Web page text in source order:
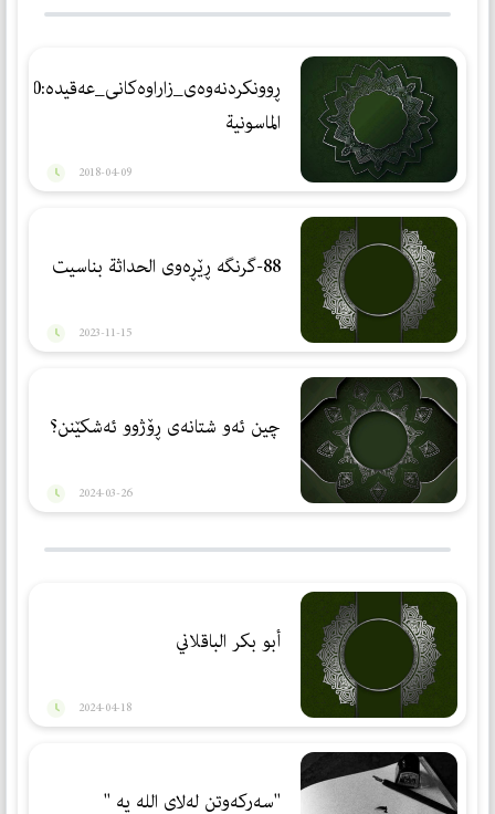
ڕوونكردنه‌وه‌ی_زاراوه‌كانی_عه‌قیده‌:30
الماسونیة
2018-04-09
88-گرنگە ڕێڕەوی الحداثة بناسیت
2023-11-15
چین ئەو شتانەی ڕۆژوو ئەشکێنن؟
2024-03-26
أبو بكر الباقلاني
2024-04-18
''سه‌ركه‌وتن له‌لای الله يه‌ ''